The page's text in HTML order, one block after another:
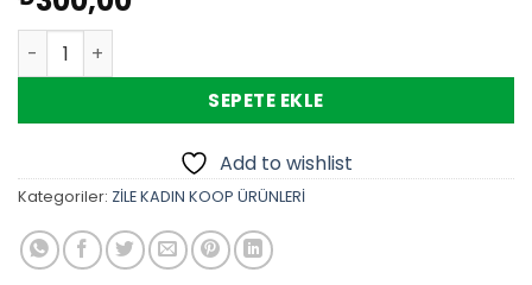
500 GR ZİLE KADIN KOOP ÇİLEK REÇELİ adet
SEPETE EKLE
Add to wishlist
Kategoriler: ZİLE KADIN KOOP ÜRÜNLERİ